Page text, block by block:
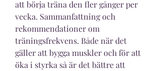
att börja träna den fler gånger per
vecka. Sammanfattning och
rekommendationer om
träningsfrekvens. Både när det
gäller att bygga muskler och för att
öka i styrka så är det bättre att